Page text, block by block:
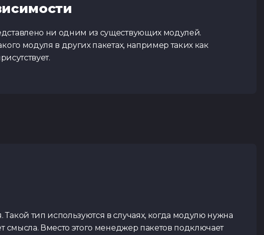
ни одним из существующих модулей.
модуля в других пакетах, например таких как
тип используются в случаях, когда модулю нужна
смысла. Вместо этого менеджер пакетов подключает